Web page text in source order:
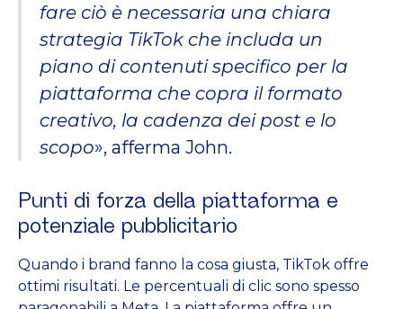
fare ciò è necessaria una chiara
strategia TikTok che includa un
piano di contenuti specifico per la
piattaforma che copra il formato
creativo, la cadenza dei post e lo
scopo», afferma John.
Punti di forza della piattaforma e
potenziale pubblicitario
Quando i brand fanno la cosa giusta, TikTok offre
ottimi risultati. Le percentuali di clic sono spesso